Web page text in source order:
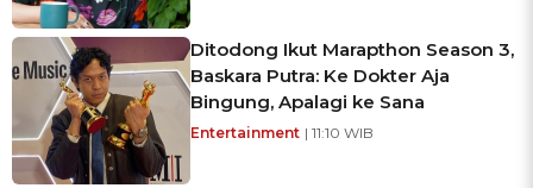
Ditodong Ikut Marapthon Season 3,
Baskara Putra: Ke Dokter Aja
Bingung, Apalagi ke Sana
Entertainment | 11:10 WIB